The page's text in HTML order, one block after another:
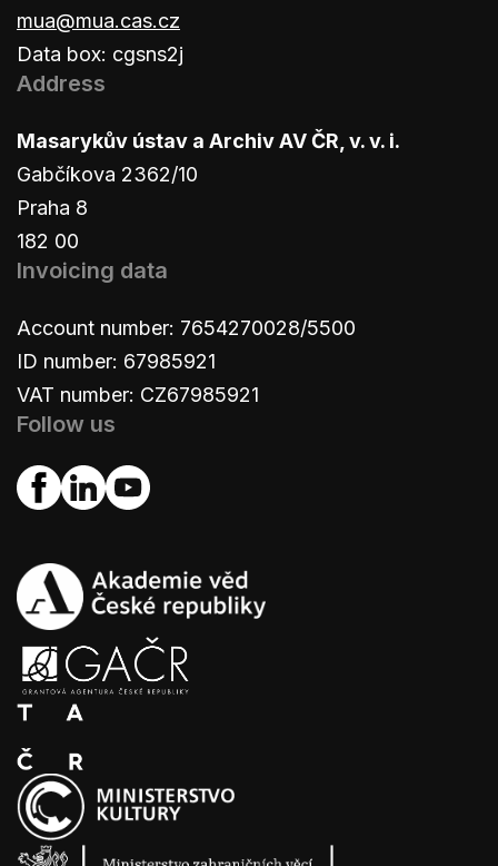
mua@mua.cas.cz
Data box: cgsns2j
Address
Masarykův ústav a Archiv AV ČR, v. v. i.
Gabčíkova 2362/10
Praha 8
182 00
Invoicing data
Account number: 7654270028/5500
ID number: 67985921
VAT number: CZ67985921
Follow us